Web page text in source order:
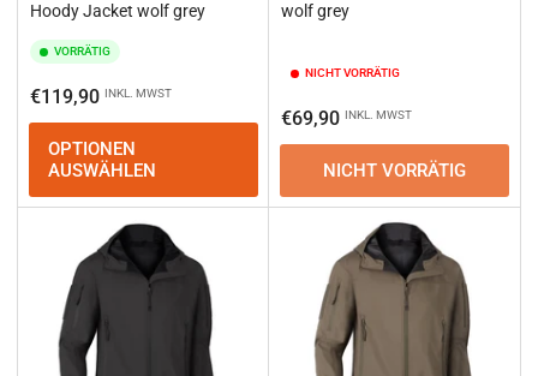
Hoody Jacket wolf grey
VORRÄTIG
Normaler
Preis
€119,90 INKL. MWST
OPTIONEN
AUSWÄHLEN
wolf grey
NICHT VORRÄTIG
Normaler
Preis
€69,90 INKL. MWST
NICHT VORRÄTIG